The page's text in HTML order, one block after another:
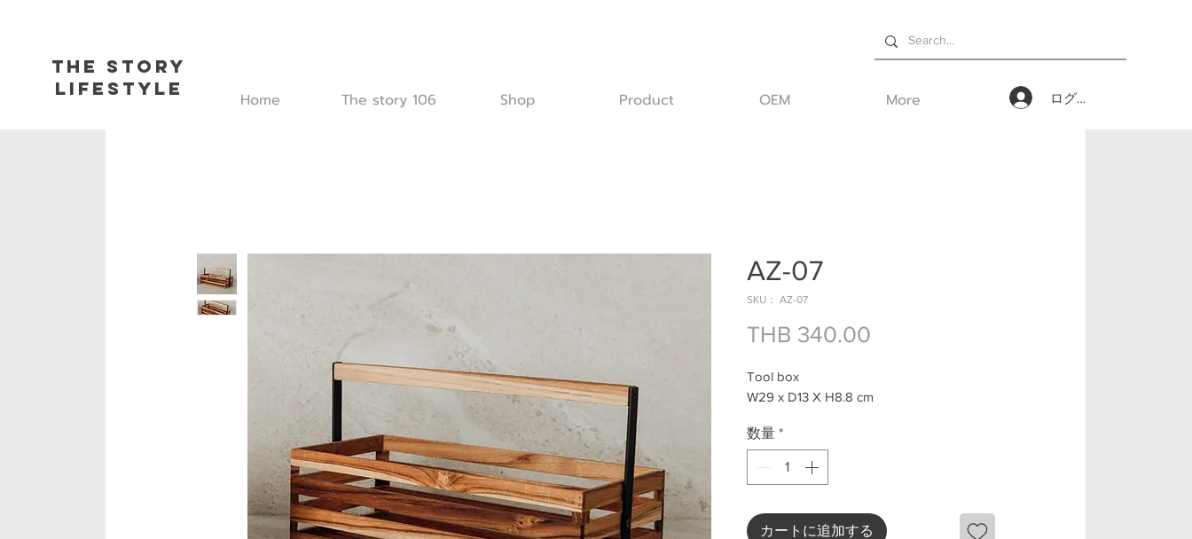
The Story
L ifestyle
Home The story 106 Shop Product OEM More ログイン
AZ-07
SKU： AZ-07
THB 340.00価格
Tool box
W29 x D13 X H8.8 cm
数量 *
カートに追加する